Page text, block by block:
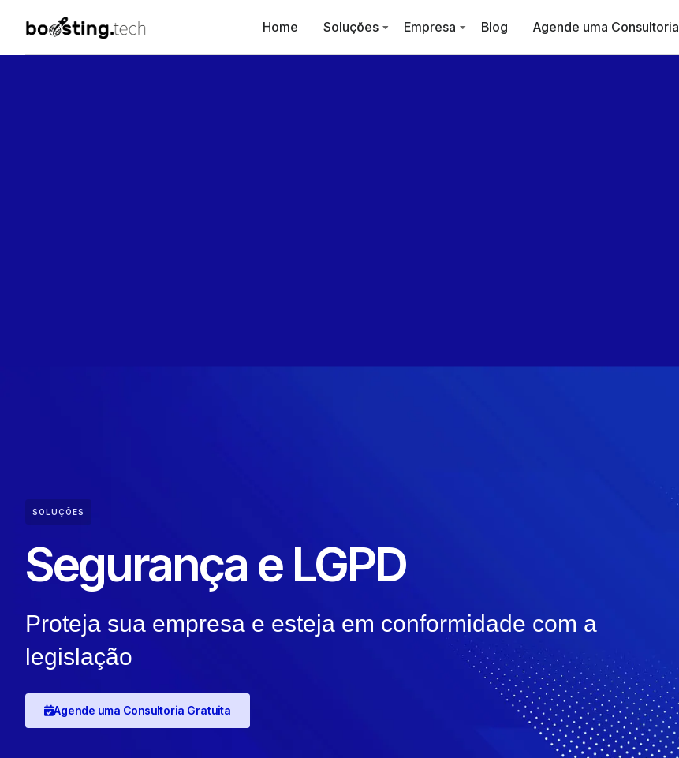
Home Soluções Empresa Blog Agende uma Consultoria
SOLUÇÕES
Segurança e LGPD
Proteja sua empresa e esteja em conformidade com a
legislação
Agende uma Consultoria Gratuita